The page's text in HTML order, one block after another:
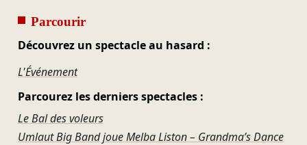
Parcourir
Découvrez un spectacle au hasard :
L'Événement
Parcourez les derniers spectacles :
Le Bal des voleurs
Umlaut Big Band joue Melba Liston – Grandma’s Dance